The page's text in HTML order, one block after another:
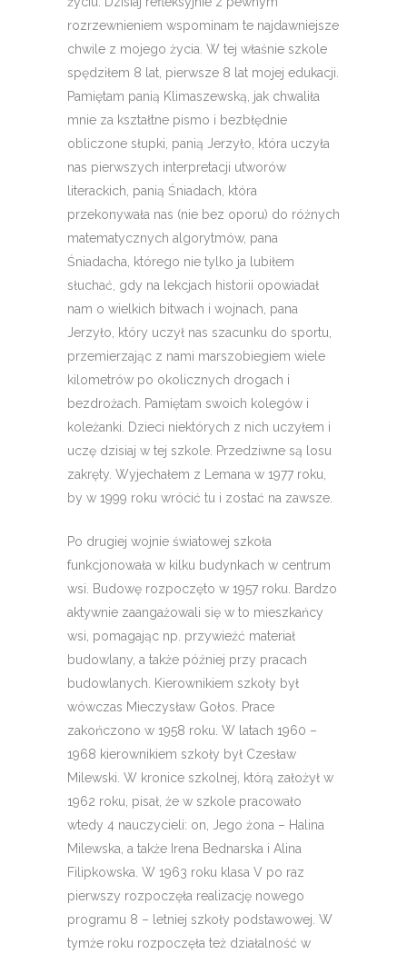
rozrzewnieniem wspominam te najdawniejsze
chwile z mojego życia. W tej właśnie szkole
spędziłem 8 lat, pierwsze 8 lat mojej edukacji.
Pamiętam panią Klimaszewską, jak chwaliła
mnie za kształtne pismo i bezbłędnie
obliczone słupki, panią Jerzyło, która uczyła
nas pierwszych interpretacji utworów
literackich, panią Śniadach, która
przekonywała nas (nie bez oporu) do różnych
matematycznych algorytmów, pana
Śniadacha, którego nie tylko ja lubiłem
słuchać, gdy na lekcjach historii opowiadał
nam o wielkich bitwach i wojnach, pana
Jerzyło, który uczył nas szacunku do sportu,
przemierzając z nami marszobiegiem wiele
kilometrów po okolicznych drogach i
bezdrożach. Pamiętam swoich kolegów i
koleżanki. Dzieci niektórych z nich uczyłem i
uczę dzisiaj w tej szkole. Przedziwne są losu
zakręty. Wyjechałem z Lemana w 1977 roku,
by w 1999 roku wrócić tu i zostać na zawsze.
Po drugiej wojnie światowej szkoła
funkcjonowała w kilku budynkach w centrum
wsi. Budowę rozpoczęto w 1957 roku. Bardzo
aktywnie zaangażowali się w to mieszkańcy
wsi, pomagając np. przywieźć materiał
budowlany, a także później przy pracach
budowlanych. Kierownikiem szkoły był
wówczas Mieczysław Gołos. Prace
zakończono w 1958 roku. W latach 1960 –
1968 kierownikiem szkoły był Czesław
Milewski. W kronice szkolnej, którą założył w
1962 roku, pisał, że w szkole pracowało
wtedy 4 nauczycieli: on, Jego żona – Halina
Milewska, a także Irena Bednarska i Alina
Filipkowska. W 1963 roku klasa V po raz
pierwszy rozpoczęła realizację nowego
programu 8 – letniej szkoły podstawowej. W
tymże roku rozpoczęła też działalność w